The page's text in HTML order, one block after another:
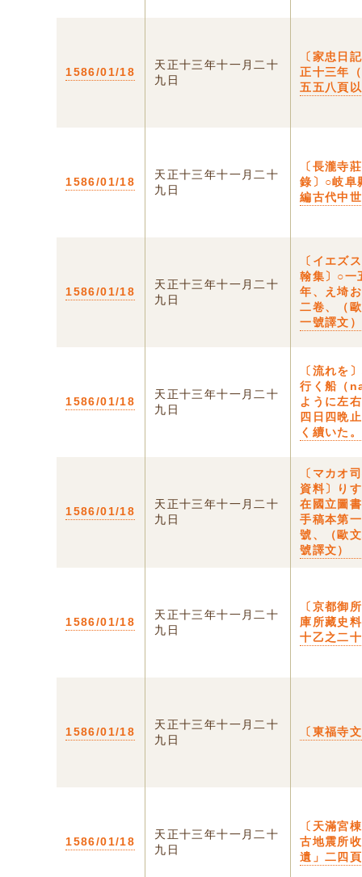
1586/01/18
天正十三年十一月二十
九日
〔家忠日
正十三年
五五八頁
1586/01/18
天正十三年十一月二十
九日
〔長瀧寺
錄〕○岐阜
編古代中
1586/01/18
天正十三年十一月二十
九日
〔イエズ
翰集〕○一
年、え埼
二卷、（
一號譯文）
1586/01/18
天正十三年十一月二十
九日
〔流れを
行く船（
ように左
四日四晩
く續いた
1586/01/18
天正十三年十一月二十
九日
〔マカオ
資料〕り
在國立圖
手稿本第
號、（歐
號譯文）
1586/01/18
天正十三年十一月二十
九日
〔京都御
庫所藏史
十乙之二
1586/01/18
天正十三年十一月二十
九日
〔東福寺
1586/01/18
天正十三年十一月二十
九日
〔天滿宮
古地震所
遺」二四